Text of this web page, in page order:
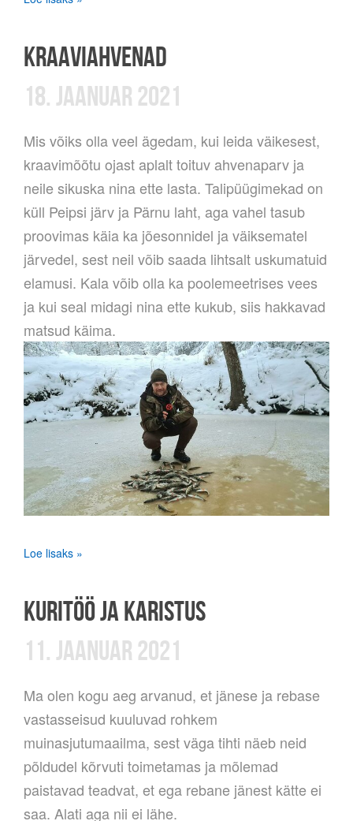
KRAAVIAHVENAD
18. JAANUAR 2021
Mis võiks olla veel ägedam, kui leida väikesest,
kraavimõõtu ojast aplalt toituv ahvenaparv ja
neile sikuska nina ette lasta. Talipüügimekad on
küll Peipsi järv ja Pärnu laht, aga vahel tasub
proovimas käia ka jõesonnidel ja väiksematel
järvedel, sest neil võib saada lihtsalt uskumatuid
elamusi. Kala võib olla ka poolemeetrises vees
ja kui seal midagi nina ette kukub, siis hakkavad
matsud käima.
Loe lisaks »
KURITÖÖ JA KARISTUS
11. JAANUAR 2021
Ma olen kogu aeg arvanud, et jänese ja rebase
vastasseisud kuuluvad rohkem
muinasjutumaailma, sest väga tihti näeb neid
põldudel kõrvuti toimetamas ja mõlemad
paistavad teadvat, et ega rebane jänest kätte ei
saa. Alati aga nii ei lähe.